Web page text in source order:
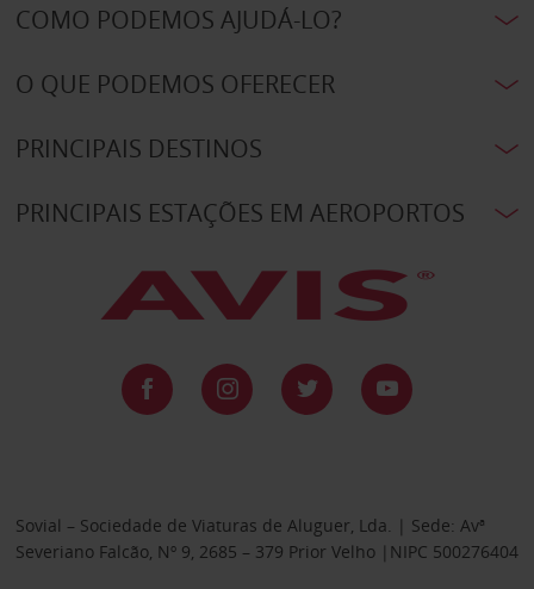
COMO PODEMOS AJUDÁ-LO?
O QUE PODEMOS OFERECER
PRINCIPAIS DESTINOS
PRINCIPAIS ESTAÇÕES EM AEROPORTOS
Sovial – Sociedade de Viaturas de Aluguer, Lda. | Sede: Avª
Severiano Falcão, Nº 9, 2685 – 379 Prior Velho |NIPC 500276404